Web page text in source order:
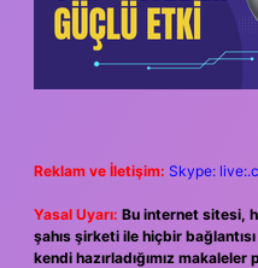
Reklam ve İletişim: Skype:
Yasal Uyarı: Bu internet sitesi,
şahıs şirketi ile hiçbir
kendi hazırladığımız